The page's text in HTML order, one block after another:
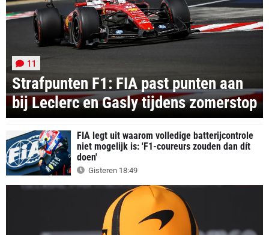
Strafpunten F1: FIA past punten aan
bij Leclerc en Gasly tijdens zomerstop
11
FIA legt uit waarom volledige batterijcontrole
niet mogelijk is: 'F1-coureurs zouden dan dít
doen'
Gisteren 18:49